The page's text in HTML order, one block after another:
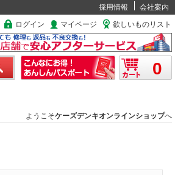
採用情報
会社案内
ログイン マイページ 欲しいものリスト
0
ようこそケーズデンキオンラインショップへ